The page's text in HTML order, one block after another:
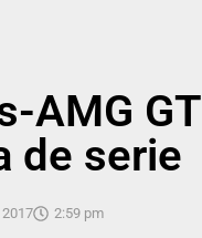
AMG
de serie
2:59 pm